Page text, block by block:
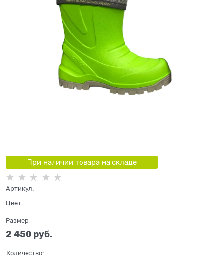
При наличии товара на складе
Артикул:
Цвет
Размер
2 450 руб.
Количество: